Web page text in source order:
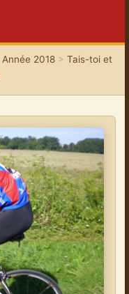
Année 2018> Tais-toi et